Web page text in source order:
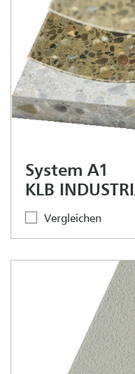
System A1
KLB
Vergleichen